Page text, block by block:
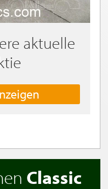
aktuelle
Classic